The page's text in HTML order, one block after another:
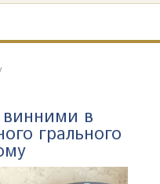
винними в
грального